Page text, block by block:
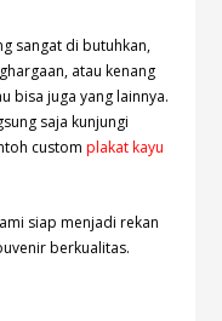
sangat di butuhkan,
atau kenang
bisa juga yang lainnya.
saja kunjungi
customplakat kayu
siap menjadi rekan
berkualitas.